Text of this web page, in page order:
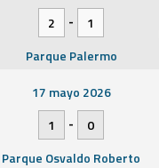
2
-
1
Parque Palermo
17 mayo 2026
1
-
0
Parque Osvaldo Roberto